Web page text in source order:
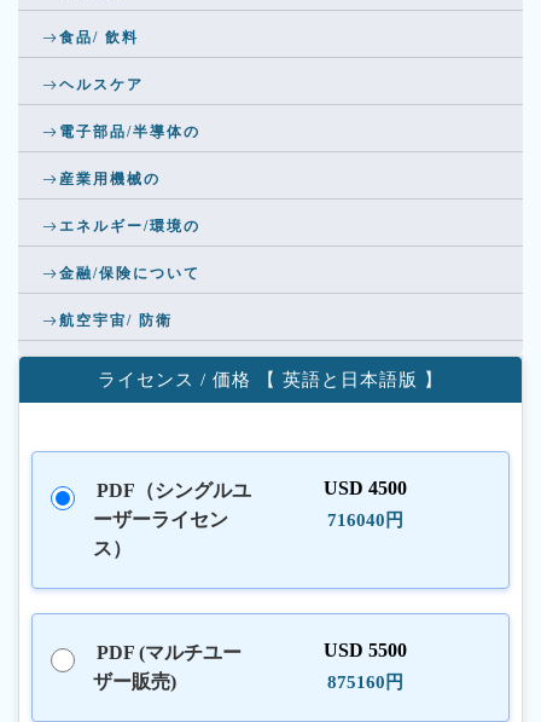
食品/ 飲料
ヘルスケア
電子部品/半導体の
産業用機械の
エネルギー/環境の
金融/保険について
航空宇宙/ 防衛
ライセンス / 価格 【 英語と日本語版 】
PDF（シングルユ
ーザーライセン
ス）
USD 4500
716040円
PDF (マルチユー
ザー販売)
USD 5500
875160円